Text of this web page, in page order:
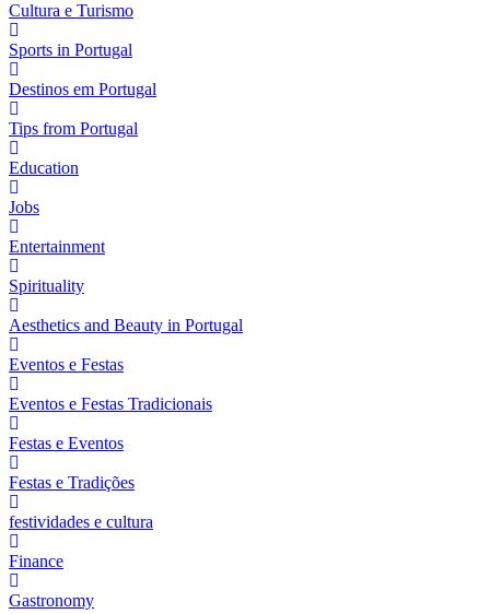
Cultura e Turismo
Sports in Portugal
Destinos em Portugal
Tips from Portugal
Education
Jobs
Entertainment
Spirituality
Aesthetics and Beauty in Portugal
Eventos e Festas
Eventos e Festas Tradicionais
Festas e Eventos
Festas e Tradições
festividades e cultura
Finance
Gastronomy